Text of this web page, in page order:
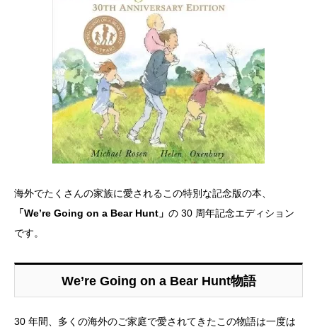
海外でたくさんの家族に愛されるこの特別な記念版の本、
「We’re Going on a Bear Hunt」 の 30 周年記念エディション
です。
We’re Going on a Bear Hunt物語
30 年間、多くの海外のご家庭で愛されてきたこの物語は一度は